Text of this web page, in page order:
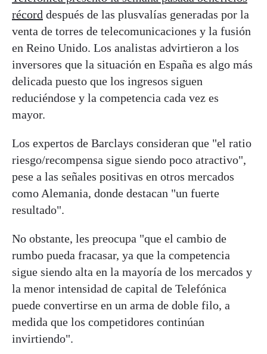
récord después de las plusvalías generadas por la
venta de torres de telecomunicaciones y la fusión
en Reino Unido. Los analistas advirtieron a los
inversores que la situación en España es algo más
delicada puesto que los ingresos siguen
reduciéndose y la competencia cada vez es
mayor.
Los expertos de Barclays consideran que "el ratio
riesgo/recompensa sigue siendo poco atractivo",
pese a las señales positivas en otros mercados
como Alemania, donde destacan "un fuerte
resultado".
No obstante, les preocupa "que el cambio de
rumbo pueda fracasar, ya que la competencia
sigue siendo alta en la mayoría de los mercados y
la menor intensidad de capital de Telefónica
puede convertirse en un arma de doble filo, a
medida que los competidores continúan
invirtiendo".